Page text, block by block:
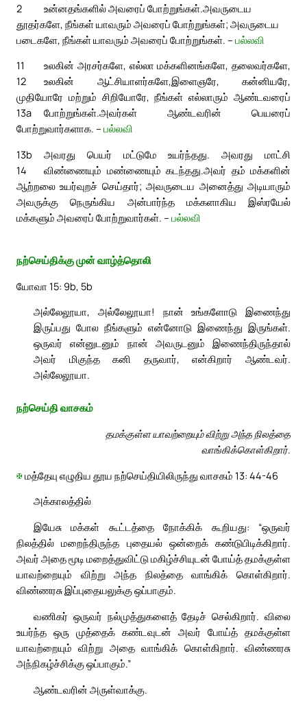
உன்னதங்களில் அவரைப் போற்றுங்கள்.
2
அவருடைய
தூதர்களே, நீங்கள் யாவரும் அவரைப் போற்றுங்கள்; அவருடைய
படைகளே, நீங்கள் யாவரும் அவரைப் போற்றுங்கள். – பல்லவி
11
உலகின் அரசர்களே, எல்லா மக்களினங்களே, தலைவர்களே,
உலகின் ஆட்சியாளர்களே,
12
இளைஞரே, கன்னியரே,
முதியோரே மற்றும் சிறியோரே, நீங்கள் எல்லாரும் ஆண்டவரைப்
போற்றுங்கள்.
13a
அவர்கள் ஆண்டவரின் பெயரைப்
போற்றுவார்களாக. – பல்லவி
13b
அவரது பெயர் மட்டுமே உயர்ந்தது. அவரது மாட்சி
விண்ணையும் மண்ணையும் கடந்தது.
14
அவர் தம் மக்களின்
ஆற்றலை உயர்வுறச் செய்தார்; அவருடைய அனைத்து அடியாரும்
அவருக்கு நெருங்கிய அன்பார்ந்த மக்களாகிய இஸ்ரயேல்
மக்களும் அவரைப் போற்றுவார்கள். – பல்லவி
நற்செய்திக்கு முன் வாழ்த்தொலி
யோவா 15: 9b, 5b
அல்லேலூயா, அல்லேலூயா! நான் உங்களோடு இணைந்து
இருப்பது போல நீங்களும் என்னோடு இணைந்து இருங்கள்.
ஒருவர் என்னுடனும் நான் அவருடனும் இணைந்திருந்தால்
அவர் மிகுந்த கனி தருவார், என்கிறார் ஆண்டவர்.
அல்லேலூயா.
நற்செய்தி வாசகம்
தமக்குள்ள யாவற்றையும் விற்று அந்த நிலத்தை
வாங்கிக்கொள்கிறார்.
✠மத்தேயு எழுதிய தூய நற்செய்தியிலிருந்து வாசகம் 13: 44-46
அக்காலத்தில்
இயேசு மக்கள் கூட்டத்தை நோக்கிக் கூறியது: “ஒருவர்
நிலத்தில் மறைந்திருந்த புதையல் ஒன்றைக் கண்டுபிடிக்கிறார்.
அவர் அதை மூடி மறைத்துவிட்டு மகிழ்ச்சியுடன் போய்த் தமக்குள்ள
யாவற்றையும் விற்று அந்த நிலத்தை வாங்கிக் கொள்கிறார்.
விண்ணரசு இப்புதையலுக்கு ஒப்பாகும்.
வணிகர் ஒருவர் நல்முத்துகளைத் தேடிச் செல்கிறார். விலை
உயர்ந்த ஒரு முத்தைக் கண்டவுடன் அவர் போய்த் தமக்குள்ள
யாவற்றையும் விற்று அதை வாங்கிக் கொள்கிறார். விண்ணரசு
அந்நிகழ்ச்சிக்கு ஒப்பாகும்.”
ஆண்டவரின் அருள்வாக்கு.